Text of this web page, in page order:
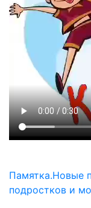
Памятка.Новые
подростков и